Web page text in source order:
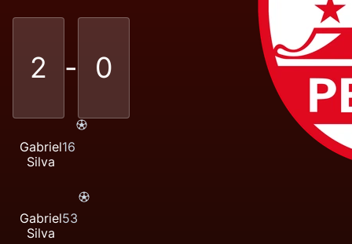
2 - 0
Gabriel
Silva
16
Gabriel
Silva
53